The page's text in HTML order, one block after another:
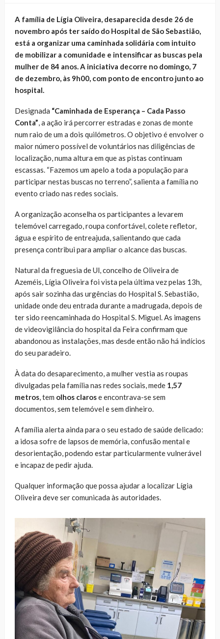
A família de Lígia Oliveira, desaparecida desde 26 de
novembro após ter saído do Hospital de São Sebastião,
está a organizar uma caminhada solidária com intuito
de mobilizar a comunidade e intensificar as buscas pela
mulher de 84 anos. A iniciativa decorre no domingo, 7
de dezembro, às 9h00, com ponto de encontro junto ao
hospital.
Designada “Caminhada de Esperança – Cada Passo
Conta”, a ação irá percorrer estradas e zonas de monte
num raio de um a dois quilómetros. O objetivo é envolver o
maior número possível de voluntários nas diligências de
localização, numa altura em que as pistas continuam
escassas. “Fazemos um apelo a toda a população para
participar nestas buscas no terreno”, salienta a família no
evento criado nas redes sociais.
A organização aconselha os participantes a levarem
telemóvel carregado, roupa confortável, colete refletor,
água e espírito de entreajuda, salientando que cada
presença contribui para ampliar o alcance das buscas.
Natural da freguesia de Ul, concelho de Oliveira de
Azeméis, Lígia Oliveira foi vista pela última vez pelas 13h,
após sair sozinha das urgências do Hospital S. Sebastião,
unidade onde deu entrada durante a madrugada, depois de
ter sido reencaminhada do Hospital S. Miguel. As imagens
de videovigilância do hospital da Feira confirmam que
abandonou as instalações, mas desde então não há indícios
do seu paradeiro.
À data do desaparecimento, a mulher vestia as roupas
divulgadas pela família nas redes sociais, mede 1,57
metros, tem olhos clarose encontrava-se sem
documentos, sem telemóvel e sem dinheiro.
A família alerta ainda para o seu estado de saúde delicado:
a idosa sofre de lapsos de memória, confusão mental e
desorientação, podendo estar particularmente vulnerável
e incapaz de pedir ajuda.
Qualquer informação que possa ajudar a localizar Lígia
Oliveira deve ser comunicada às autoridades.